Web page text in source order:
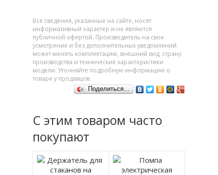
Все сведения, указанные на сайте, носят
информативный характер и не являются
публичной офертой. Производитель на свое
усмотрение и без дополнительных уведомлений
может менять комплектацию, внешний вид, страну
производства и технические характеристики
модели. Уточняйте подробную информацию о
товаре у продавцов.
Поделиться…
С этим товаром часто
покупают